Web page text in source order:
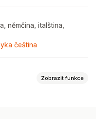
němčina, italština,
čeština
Zobrazit funkce